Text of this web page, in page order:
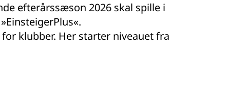
efterårssæson 2026 skal spille i
klubber. Her starter niveauet fra